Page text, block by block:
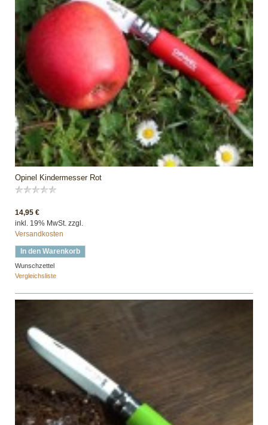
Opinel Kindermesser Rot
14,95 €
inkl. 19% MwSt. zzgl.
Versandkosten
In den Warenkorb
Wunschzettel
Vergleichsliste